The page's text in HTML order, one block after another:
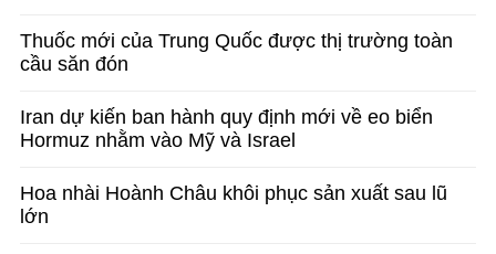
Thuốc mới của Trung Quốc được thị trường toàn
cầu săn đón
Iran dự kiến ban hành quy định mới về eo biển
Hormuz nhằm vào Mỹ và Israel
Hoa nhài Hoành Châu khôi phục sản xuất sau lũ
lớn